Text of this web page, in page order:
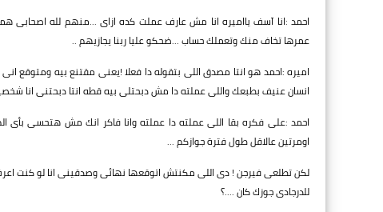
احمد :انا آسف يااميره انا مش عارف عملت كده ازاى ...منهم لله اصحابى
عمرها تخاف منك وتعملك حساب ...ضحكو عليا ربنا يجازيهم ..
اميره :احمد هو انتا مصدق اللى بتقوله دا فعلا !يعنى مقتنع بيه ومتوقع
انسان عنيف بطبعك واللى عملته دا مش دبحتلى بيه قطه انتا دبحتنى انا
احمد :على فكره بقا اللى عملته دا عملته وانا فاكر انك مش هتحسى
اومرتين عالاقل طول فترة جوازكم ...
لكن تطلعى فيرجن ! دى اللى مكنتش اتوقعها نهائى وصدقينى انا لو كنت
للدرجادى جوزك كان ....؟